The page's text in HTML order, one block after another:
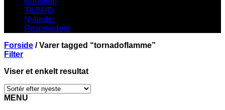
TILBUD
Nyheder
Reservedele
Forside /Varer tagged “tornadoflamme”
Filter
Viser et enkelt resultat
MENU